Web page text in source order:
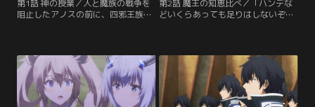
第1話 神の授業／人と魔族の戦争を
阻止したアノスの前に、四邪王族が
一人、エールドメード・ディティジ
天父神（てんぷしん）ノウスガリア
と名乗り、暴虐の魔王を滅ぼす新た
な“神の子”が魔王学院にいるとい
う。あらゆる理不尽をものともしな
い≪不適合者≫は新たな戦いへ！
第2話 魔王の知恵比べ／「ハンデな
どいくらあっても足りはしないぞ。
襲撃を受ける中、アノスは熾死王軍
参謀、ジーク・オズマと知恵比べで
対決することに。アノスが“神の
子”の正体を予想して相手の判定を
受け、一定回数内に当てるというも